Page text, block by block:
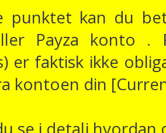
punktet kan du
Payza konto
er faktisk ikke
kontoen din
se i detalj hvordan